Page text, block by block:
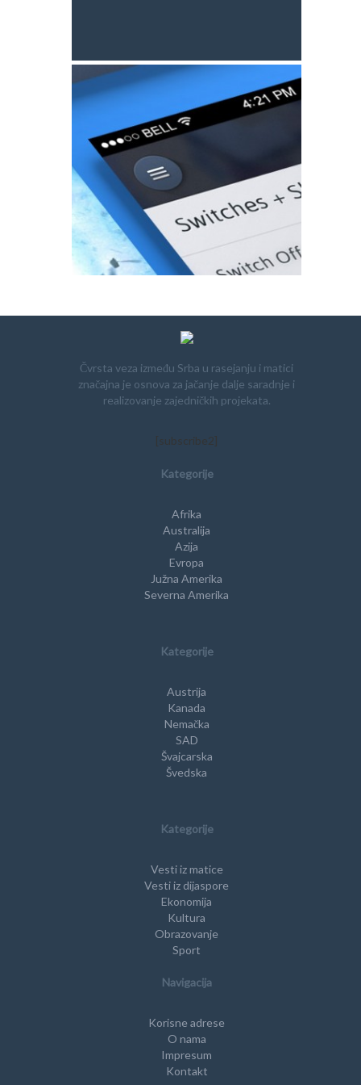
Čvrsta veza između Srba u rasejanju i matici
značajna je osnova za jačanje dalje saradnje i
realizovanje zajedničkih projekata.
[subscribe2]
Kategorije
Afrika
Australija
Azija
Evropa
Južna Amerika
Severna Amerika
Kategorije
Austrija
Kanada
Nemačka
SAD
Švajcarska
Švedska
Kategorije
Vesti iz matice
Vesti iz dijaspore
Ekonomija
Kultura
Obrazovanje
Sport
Navigacija
Korisne adrese
O nama
Impresum
Kontakt